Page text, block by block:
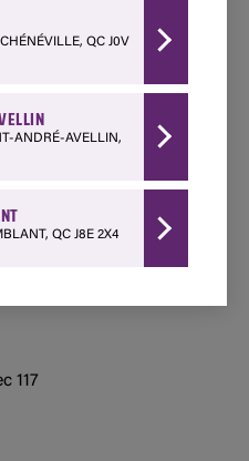
QC J0V
ANDRÉ-AVELLIN,
QC J8E 2X4
Ouest
117